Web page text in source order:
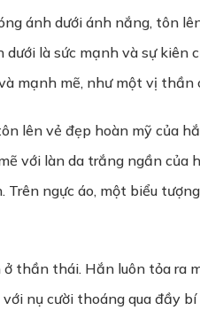
ánh dưới ánh nắng, tôn
là sức mạnh và sự
mạnh mẽ, như một vị
lên vẻ đẹp hoàn mỹ của
với làn da trắng ngần của
ngực áo, một biểu
thần thái. Hắn luôn tỏa ra
nụ cười thoáng qua đầy